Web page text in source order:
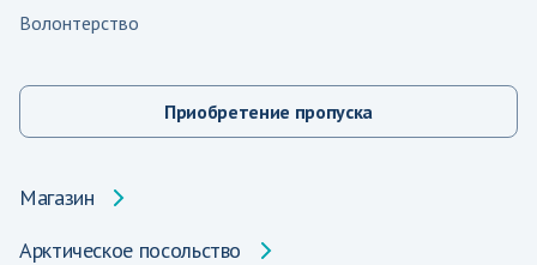
Волонтерство
Приобретение пропуска
Магазин
Арктическое посольство